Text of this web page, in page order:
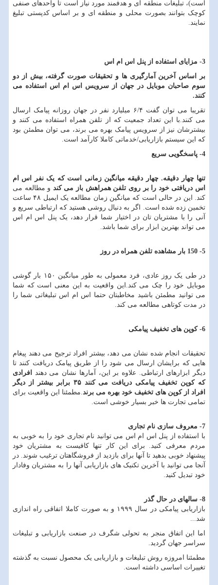
است)، تبلیغات منطقه ای و هدفمند مورد نیاز است تا واحدهای صنفی
کوچک بتوانند بصورت محلی و منطقه ای و بر اساس کدپستی تبلیغ
نمایند
3- مزایای استفاده از پنل اس ام اس
بر اساس آخرین آمارگیری ها و تحقیقات صورت گرفته، بیش از دو
سوم صاحبان موبایل در جهان از سرویس اس ام اس استفاده می
کنند.
تقریبا می توان گفت ۶/۴ میلیارد نفر در جهان روزانه پیامک ارسال
می کنند.با این تعداد جمعیت که از تلفن همراه استفاده می کنند و
بیشترشان نیز از سرویس پیامک بهره می برند، می توان مطمئن بود
که این سیستم بازاریابی/خدماتی کاملا کارآمد است.
4- پاسخگویی سریع
تنها چهار دقیقه. چهار دقیقه میانگین زمانی است که یک نفر اس ام
اس دریافتی خود را بر روی تلفن همراهش باز می کند و مطالعه می
کند. این در حالی است که میانگین زمان مطالعه یک ایمیل ۴۸ ساعت
تخمین زده شده است. اگر به دنبال روشی هستید که ارتباطی سریع و
آنی را با مشتریان تان در اختیار شما قرار دهد، یک پنل اس ام اس
می تواند بهترین ابزار برای شما باشد.
5- 150 بار مشاهده تلفن همراه در روز
در طی یک روز عادی، فرد معمولی به طور میانگین ۱۵۰ بار گوشی
موبایل خود را چک می کند.این واقعیت به این معنی است که شما
می توانید مطمئن باشید مخاطبتان حتما اس ام اس تبلیغاتی شما را
در مدت کوتاهی مطالعه می کند.
6- کوپن های تخفیف پیامکی
تحقیقات انجام شده نشان می دهد، بیشتر افراد ترجیح می دهند پیغام
هایی که برایشان ارسال می شود را از طریق پیامک دریافت کنند تا
دیگر ابزارهای ارتباطی. علاوه بر این، آمارها نشان می دهند
افرادی
که کوپن تخفیف پیامکی دریافت می کنند۳۵ برابر بیشتر از دیگر
افراد از کوپن های تخفیف خود بهره می برند .مطمئنا این واقعیت برای
تمامی تجارت ها خبر بسیار خوشی است.
7- معروف سازی نام تجاری
با استفاده از پنل اس ام اس می توانید نام تجاری خود را به خوبی به
مردم معرفی کنید. برای این کار تنها کافیست به مشتریان خود
پیشنهاد خوبی بدهید تا آنها برای بازدید از فروشگاهتان ترغیب شوند. در
آنجا می توانید با آخرین تکنیک های بازاریابی آنها را به مشتریان وفادار
خود تبدیل کنید.
8- سالهای در حال گذر
بازاریابی پیامکی در سال ۱۹۹۹ و به صورت کاملا اتفاقی راه اندازی
شد
اما این اتفاق منجر به تحولی شگرف در صنعت بازاریابی و تبلیغات
سراسر جهان گردید.
مطمئنا امروزه روش تبلیغات و بازاریابی یک محصول نسبت به گذشته
تغییرات اساسی داشته است.